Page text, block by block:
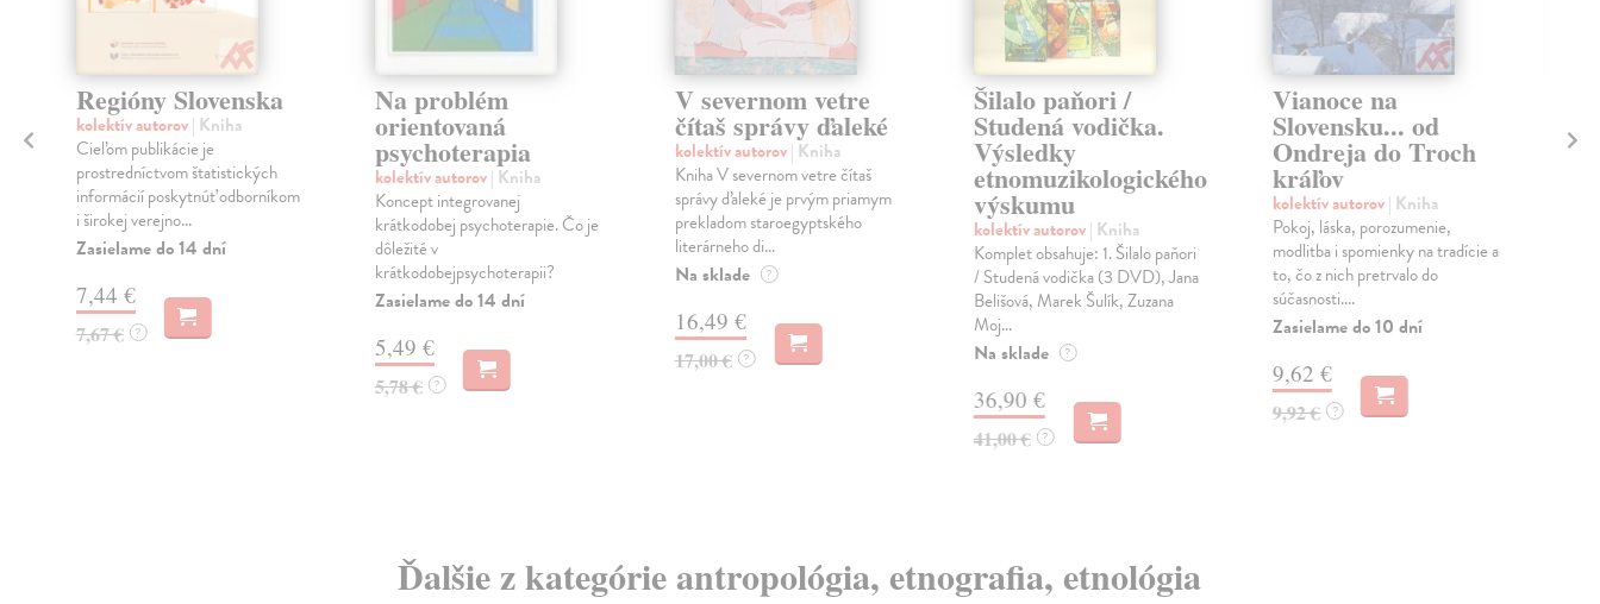
Regióny Slovenska
kolektív autorov| Kniha
Cieľom publikácie je
prostredníctvom štatistických
informácií poskytnúť odborníkom
i širokej verejno...
Zasielame do 14 dní
7,44 €
7,67 € ?
Na problém
orientovaná
psychoterapia
kolektív autorov| Kniha
Koncept integrovanej
krátkodobej psychoterapie. Čo je
dôležité v
krátkodobejpsychoterapii?
Zasielame do 14 dní
5,49 €
5,78 € ?
V severnom vetre
čítaš správy ďaleké
kolektív autorov| Kniha
Kniha V severnom vetre čítaš
správy ďaleké je prvým priamym
prekladom staroegyptského
literárneho di...
Na sklade ?
16,49 €
17,00 € ?
Šilalo paňori /
Studená vodička.
Výsledky
etnomuzikologického
výskumu
kolektív autorov| Kniha
Komplet obsahuje: 1. Šilalo paňori
/ Studená vodička (3 DVD), Jana
Belišová, Marek Šulík, Zuzana
Moj...
Na sklade ?
36,90 €
41,00 € ?
Vianoce na
Slovensku... od
Ondreja do Troch
kráľov
kolektív autorov| Kniha
Pokoj, láska, porozumenie,
modlitba i spomienky na tradície a
to, čo z nich pretrvalo do
súčasnosti....
Zasielame do 10 dní
9,62 €
9,92 € ?
Ďalšie z kategórie antropológia, etnografia, etnológia